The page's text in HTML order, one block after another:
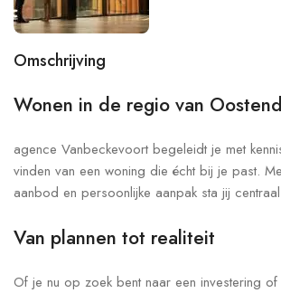
Omschrijving
Wonen in de regio van
agence Vanbeckevoort begeleidt je met
vinden van een woning die écht bij je past.
aanbod en persoonlijke aanpak sta jij
Van plannen tot realiteit
Of je nu op zoek bent naar een investering of